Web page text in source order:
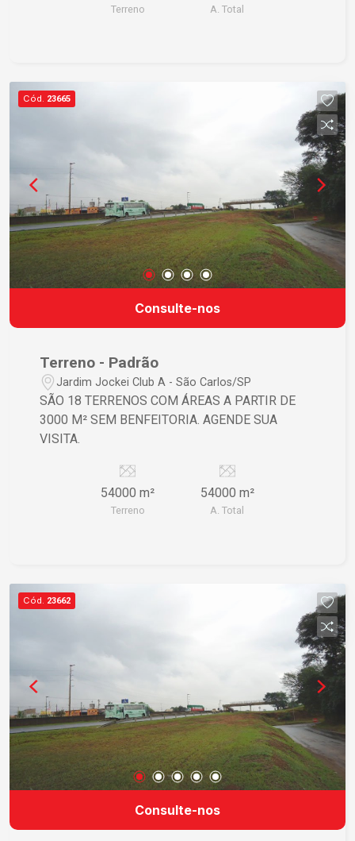
Terreno A. Total
Cód. 23665
Consulte-nos
Terreno - Padrão
Jardim Jockei Club A - São Carlos/SP
SÃO 18 TERRENOS COM ÁREAS A PARTIR DE
3000 M² SEM BENFEITORIA. AGENDE SUA
VISITA.
54000 m²
Terreno
54000 m²
A. Total
Cód. 23662
Consulte-nos